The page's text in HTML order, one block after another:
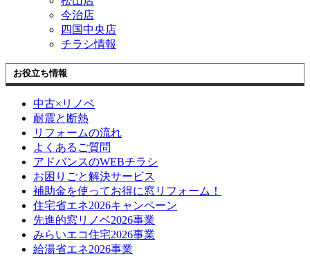
今治店
四国中央店
チラシ情報
お役立ち情報
中古×リノベ
耐震と断熱
リフォームの流れ
よくあるご質問
アドバンスのWEBチラシ
お困りごと解決サービス
補助金を使ってお得に窓リフォーム！
住宅省エネ2026キャンペーン
先進的窓リノベ2026事業
みらいエコ住宅2026事業
給湯省エネ2026事業